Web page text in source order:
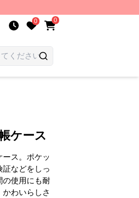
0 0
ケース
ス。ポケッ
証などをしっ
の使用にも耐
わいらしさ